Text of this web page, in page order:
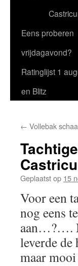
Eens proberen
vrijdagavond?
Ratinglijst 1
en Blitz
← Vollebak
Geplaatst op 15
Voor een
nog eens
aan…?….
leverde
maar